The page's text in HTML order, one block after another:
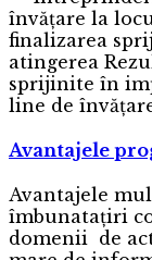
învățare la
finalizarea
atingerea
sprijinite în
line de
Avantajele
Avantajele
îmbunatațiri
domenii de